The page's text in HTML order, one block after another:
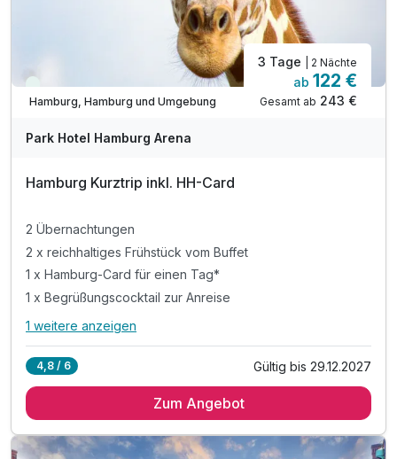
Immer verfügbar
Hamburg, Hamburg und Umgebung
3 Tage | 2 Nächte
ab 122 €
Gesamt ab 243 €
Park Hotel Hamburg Arena
Hamburg Kurztrip inkl. HH-Card
2 Übernachtungen
2 x reichhaltiges Frühstück vom Buffet
1 x Hamburg-Card für einen Tag*
1 x Begrüßungscocktail zur Anreise
Alle Inklusivleistungen
2 x reichhaltiges Frühstück vom Buffet
1 x Begrüßungscocktail zur Anreise
1 weitere anzeigen
4,8 / 6 Gültig bis 29.12.2027
Zum Angebot